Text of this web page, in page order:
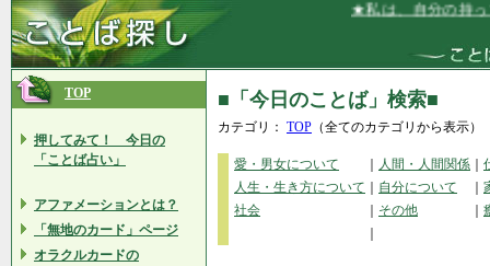
★私は、自分の持って
TOP
押してみて！ 今日の
「ことば占い」
アファメーションとは？
「無地のカード」ページ
オラクルカードの
■「今日のことば」検索■
カテゴリ： TOP （全てのカテゴリから表示）
愛・男女について 人間・人間関係
人生・生き方について
自分について
社会
その他